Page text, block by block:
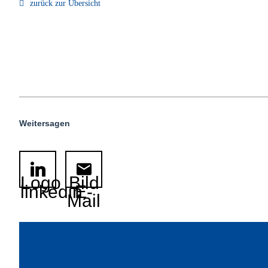
zurück zur Übersicht
Weitersagen
Logo
linkedinBild
E-
Mail